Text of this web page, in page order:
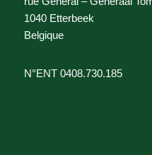
1040 Etterbeek
Belgique
N°ENT 0408.730.185